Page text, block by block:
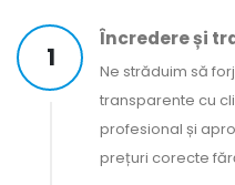
1
Încredere și
Ne străduim să
transparente cu
profesional și
prețuri corecte